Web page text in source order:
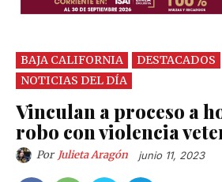
BAJA CALIFORNIA
DESTACADOS
NOTICIAS DEL DÍA
Vinculan a proceso a
robo con violencia
Por Julieta Aragón junio 11, 2023